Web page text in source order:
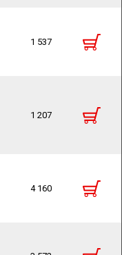
1 537
1 207
4 160